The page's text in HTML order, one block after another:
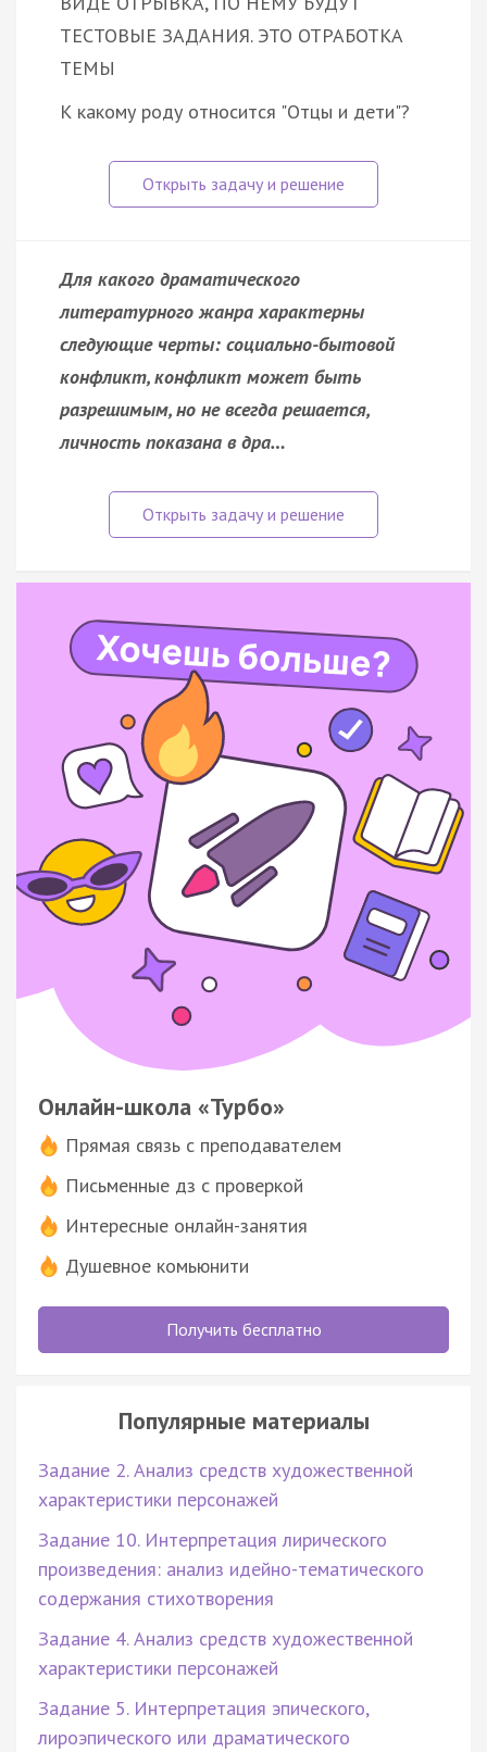
ТЕСТОВЫЕ ЗАДАНИЯ. ЭТО ОТРАБОТКА
ТЕМЫ
К какому роду относится "Отцы и дети"?
Для какого драматического
литературного жанра характерны
следующие черты: социально-бытовой
конфликт, конфликт может быть
разрешимым, но не всегда решается,
личность показана в дра…
Онлайн-школа «Турбо»
Прямая связь с преподавателем
Письменные дз с проверкой
Интересные онлайн-занятия
Душевное комьюнити
Получить бесплатно
Популярные материалы
Задание 2. Анализ средств художественной
характеристики персонажей
Задание 10. Интерпретация лирического
произведения: анализ идейно-тематического
содержания стихотворения
Задание 4. Анализ средств художественной
характеристики персонажей
Задание 5. Интерпретация эпического,
лироэпического или драматического